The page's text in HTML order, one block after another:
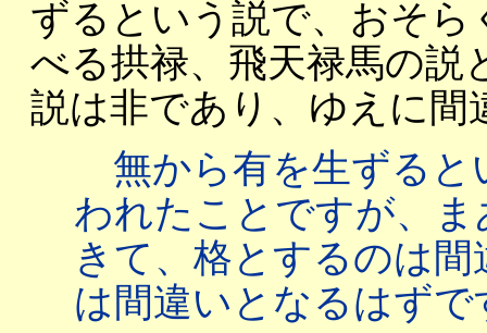
ずるという説で、おそ
べる拱禄、飛天禄馬の説
説は非であり、ゆえに
無から有を生ずると
われたことですが、
きて、格とするのは
は間違いとなるはず